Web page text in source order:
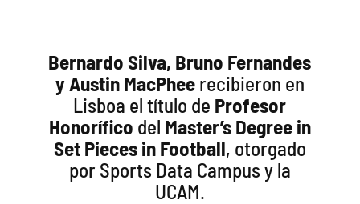
Bernardo Silva, Bruno Fernandes
y Austin MacPheerecibieron en
Lisboa el título de Profesor
Honorífico del Master’s Degree in
Set Pieces in Football, otorgado
por Sports Data Campus y la
UCAM.